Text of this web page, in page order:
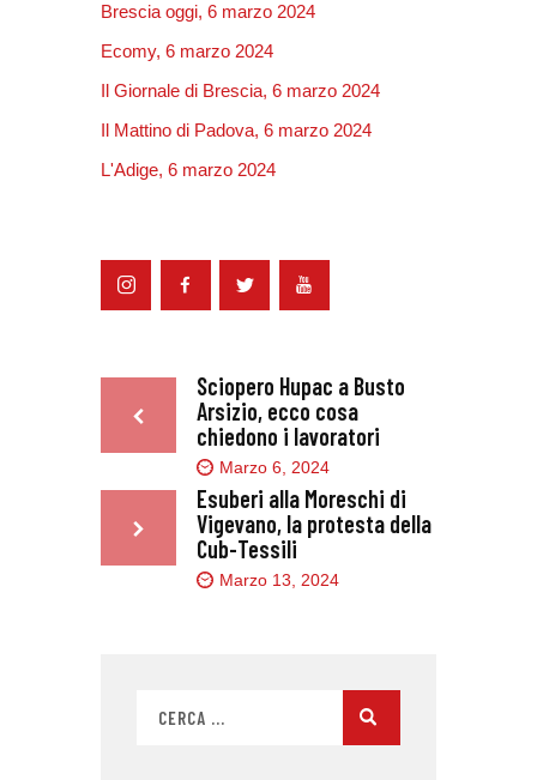
Brescia oggi, 6 marzo 2024
Ecomy, 6 marzo 2024
Il Giornale di Brescia, 6 marzo 2024
Il Mattino di Padova, 6 marzo 2024
L'Adige, 6 marzo 2024
Sciopero Hupac a Busto
Arsizio, ecco cosa
chiedono i lavoratori
Marzo 6, 2024
Esuberi alla Moreschi di
Vigevano, la protesta della
Cub-Tessili
Marzo 13, 2024